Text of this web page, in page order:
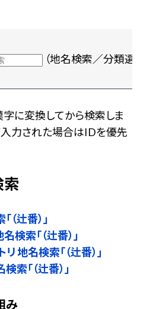
（地名検索／分類選択
に変換してから検索しま
入力された場合はIDを優先
索
辻番）」
検索「（辻番）」
地名検索「（辻番）」
索「（辻番）」
み